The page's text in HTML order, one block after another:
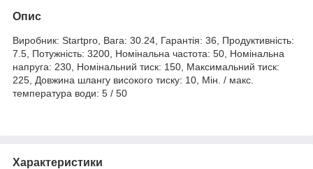
Опис
Виробник: Startpro, Вага: 30.24, Гарантія: 36, Продуктивність:
7.5, Потужність: 3200, Номінальна частота: 50, Номінальна
напруга: 230, Номінальний тиск: 150, Максимальний тиск:
225, Довжина шлангу високого тиску: 10, Мін. / макс.
температура води: 5 / 50
Характеристики